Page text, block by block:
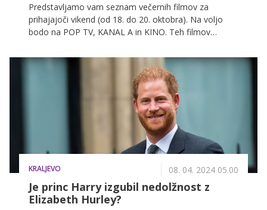
Predstavljamo vam seznam večernih filmov za
prihajajoči vikend (od 18. do 20. oktobra). Na voljo
bodo na POP TV, KANAL A in KINO. Teh filmov
KRALJEVO 08. 04. 2024 05.00
Je princ Harry izgubil nedolžnost z
Elizabeth Hurley?